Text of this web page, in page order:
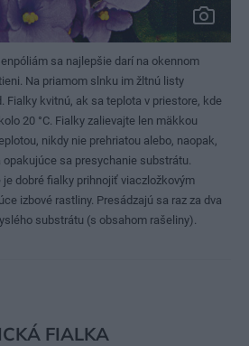
sa najlepšie darí na okennom
Na priamom slnku im žltnú listy
Fialky kvitnú, ak sa teplota v priestore, kde
20 °C. Fialky zalievajte len mäkkou
nikdy nie prehriatou alebo, naopak,
sa presychanie substrátu.
je dobré fialky prihnojiť viaczložkovým
izbové rastliny. Presádzajú sa raz za dva
substrátu (s obsahom rašeliny).
FIALKA